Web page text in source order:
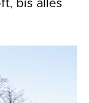
bis alles